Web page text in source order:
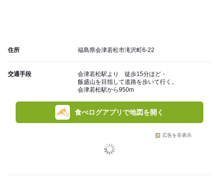
住所 福島県会津若松市滝沢町6-22
交通手段
会津若松駅より 徒歩15分ほど・
飯盛山を目指して道路を歩いて行く。
会津若松駅から950m
食べログアプリで地図を開く
広告を非表示